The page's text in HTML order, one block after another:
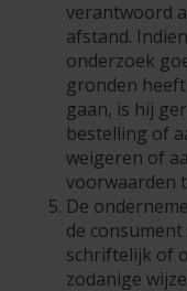
verantwoord
afstand.
onderzoek
gronden
gaan, is hij
bestelling of
weigeren of
voorwaarden
De
de
schriftelijk of
zodanige